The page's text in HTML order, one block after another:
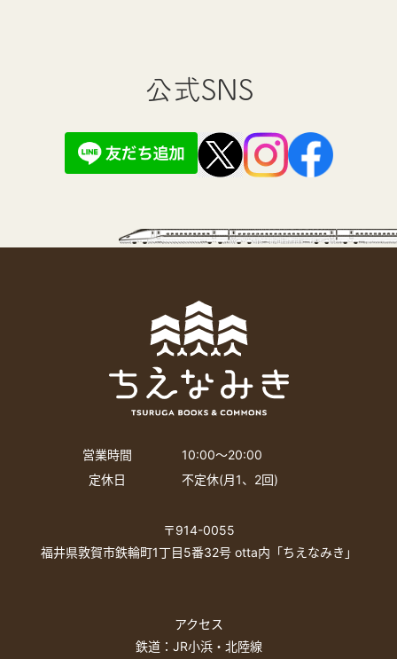
公式SNS
営業時間
10:00〜20:00
定休日
不定休(月1、2回)
〒914-0055
福井県敦賀市鉄輪町1丁目5番32号 otta内「ちえなみき」
アクセス
鉄道：JR小浜・北陸線